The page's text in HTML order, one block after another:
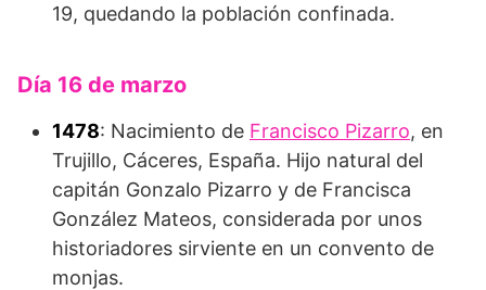
19, quedando la población confinada.
Día 16 de marzo
1478: Nacimiento de Francisco Pizarro, en
Trujillo, Cáceres, España. Hijo natural del
capitán Gonzalo Pizarro y de Francisca
González Mateos, considerada por unos
historiadores sirviente en un convento de
monjas.